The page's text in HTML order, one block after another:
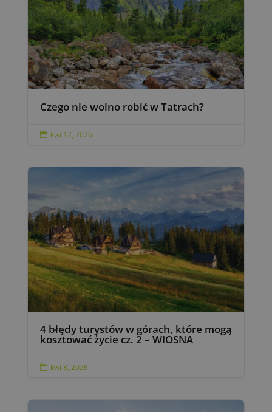
Czego nie wolno robić w Tatrach?
 kwi 17, 2026
4 błędy turystów w górach, które mogą
kosztować życie cz. 2 – WIOSNA
 kwi 8, 2026